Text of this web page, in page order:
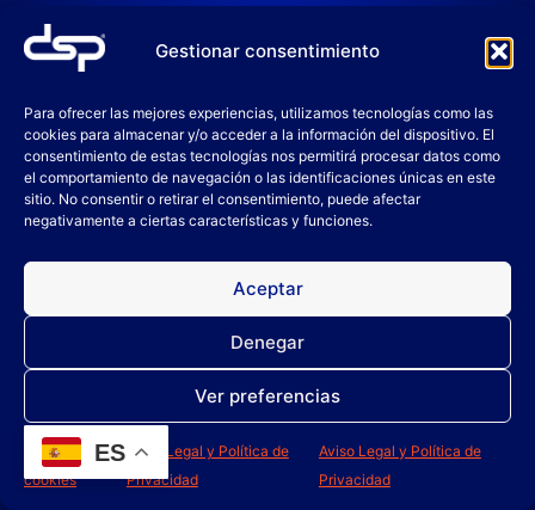
Gestionar consentimiento
Para ofrecer las mejores experiencias, utilizamos tecnologías como las
cookies para almacenar y/o acceder a la información del dispositivo. El
consentimiento de estas tecnologías nos permitirá procesar datos como
el comportamiento de navegación o las identificaciones únicas en este
sitio. No consentir o retirar el consentimiento, puede afectar
negativamente a ciertas características y funciones.
Aceptar
Denegar
Ver preferencias
Política de
cookies
Aviso Legal y Política de
Privacidad
Aviso Legal y Política de
Privacidad
Productos relacionados
C250
Leer más
C100
Leer más
ES